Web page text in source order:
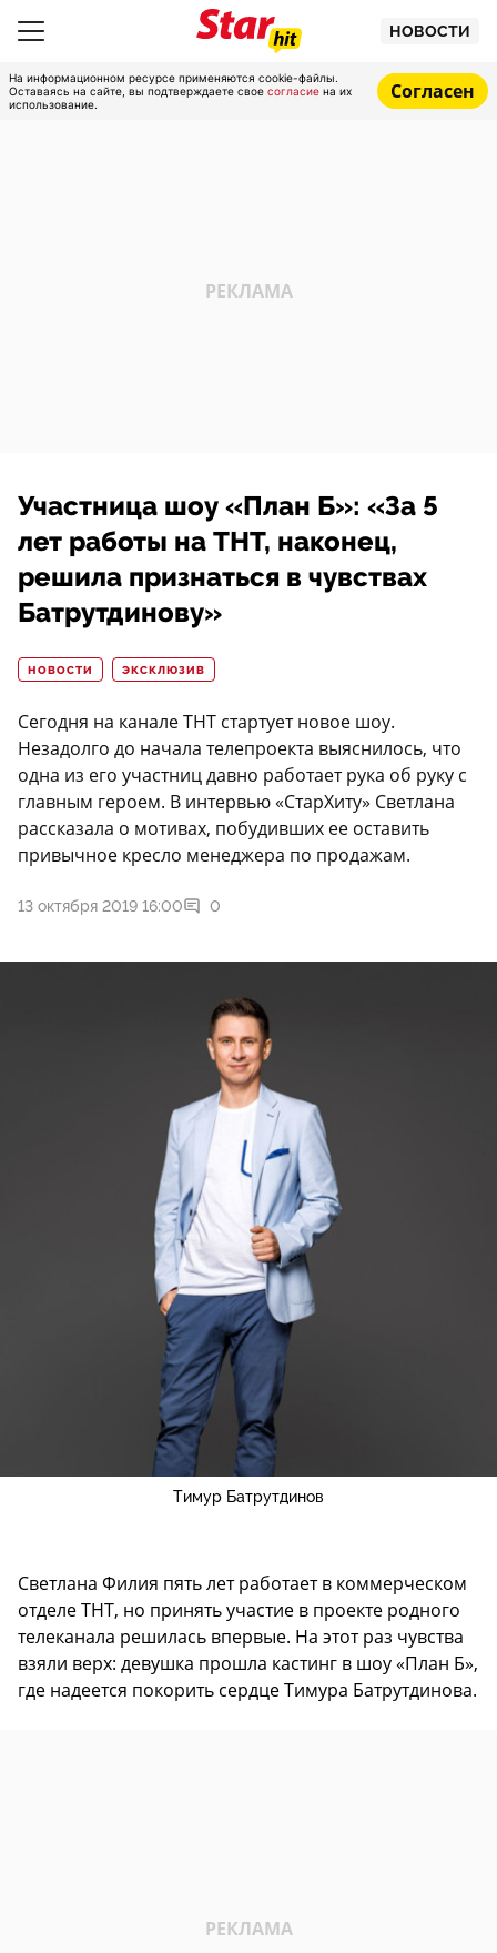
НОВОСТИ
На информационном ресурсе применяются cookie-файлы.
Оставаясь на сайте, вы подтверждаете свое согласие на их
использование.
Согласен
Участница шоу «План Б»: «За 5
лет работы на ТНТ, наконец,
решила признаться в чувствах
Батрутдинову»
НОВОСТИ ЭКСКЛЮЗИВ
Сегодня на канале ТНТ стартует новое шоу.
Незадолго до начала телепроекта выяснилось, что
одна из его участниц давно работает рука об руку с
главным героем. В интервью «СтарХиту» Светлана
рассказала о мотивах, побудивших ее оставить
привычное кресло менеджера по продажам.
13 октября 2019 16:00 0
Тимур Батрутдинов
Светлана Филия пять лет работает в коммерческом
отделе ТНТ, но принять участие в проекте родного
телеканала решилась впервые. На этот раз чувства
взяли верх: девушка прошла кастинг в шоу «План Б»,
где надеется покорить сердце Тимура Батрутдинова.